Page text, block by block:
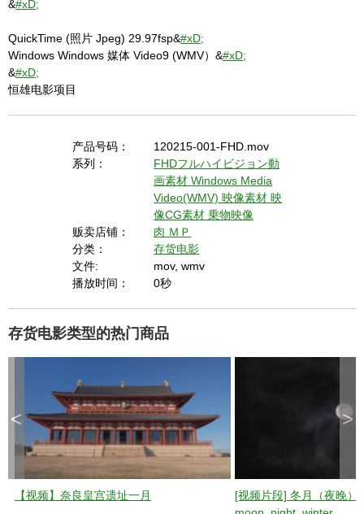
&#xD;
QuickTime (照片 Jpeg) 29.97fsp&#xD;
Windows Windows 媒体 Video9 (WMV）&#xD;
&#xD;
恒雄电影项目
产品号码：
120215-001-FHD.mov
系列：
FHDフルハイビジョン動
画素材Windows Media
Video(WMV) 映像素材映
像CG素材乗物映像
贩卖店铺：
肉 ＭＰ
分类：
存货电影
文件:
mov, wmv
播放时间：
0秒
存货电影类型的热门商品
【视频】奈良皇宫遗址一月
[视频片段] 冬月（夜晚）
< >